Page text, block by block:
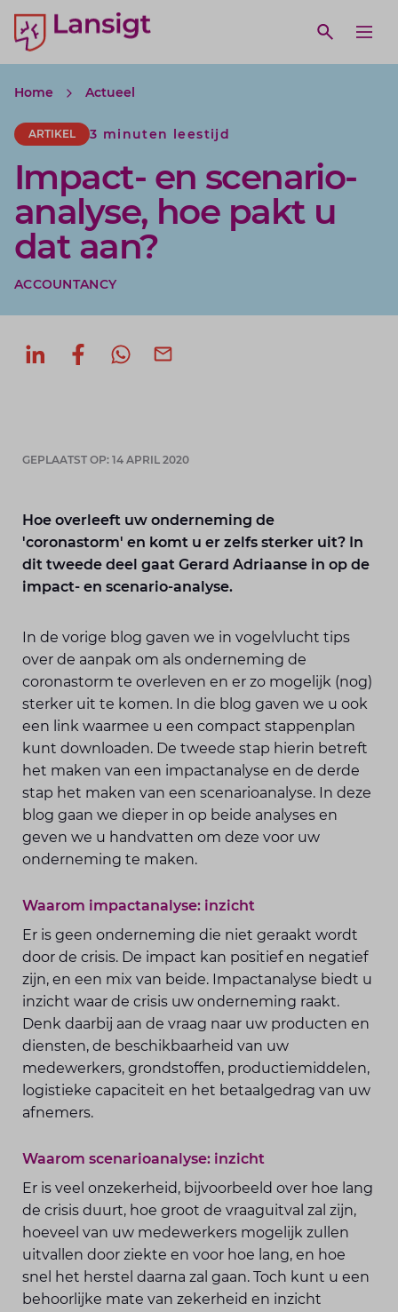
Lansigt Accountants logo
Open
search website
Home Actueel
ARTIKEL 3 minuten leestijd
Impact- en scenario-
analyse, hoe pakt u
dat aan?
ACCOUNTANCY
Deel op LinkedIn
Deel op Facebook
GEPLAATST OP: 14 APRIL 2020
Hoe overleeft uw onderneming de
'coronastorm' en komt u er zelfs sterker uit? In
dit tweede deel gaat Gerard Adriaanse in op de
impact- en scenario-analyse.
In de vorige blog gaven we in vogelvlucht tips
over de aanpak om als onderneming de
coronastorm te overleven en er zo mogelijk (nog)
sterker uit te komen. In die blog gaven we u ook
een link waarmee u een compact stappenplan
kunt downloaden. De tweede stap hierin betreft
het maken van een impactanalyse en de derde
stap het maken van een scenarioanalyse. In deze
blog gaan we dieper in op beide analyses en
geven we u handvatten om deze voor uw
onderneming te maken.
Waarom impactanalyse: inzicht
Er is geen onderneming die niet geraakt wordt
door de crisis. De impact kan positief en negatief
zijn, en een mix van beide. Impactanalyse biedt u
inzicht waar de crisis uw onderneming raakt.
Denk daarbij aan de vraag naar uw producten en
diensten, de beschikbaarheid van uw
medewerkers, grondstoffen, productiemiddelen,
logistieke capaciteit en het betaalgedrag van uw
afnemers.
Waarom scenarioanalyse: inzicht
Er is veel onzekerheid, bijvoorbeeld over hoe lang
de crisis duurt, hoe groot de vraaguitval zal zijn,
hoeveel van uw medewerkers mogelijk zullen
uitvallen door ziekte en voor hoe lang, en hoe
snel het herstel daarna zal gaan. Toch kunt u een
behoorlijke mate van zekerheid en inzicht